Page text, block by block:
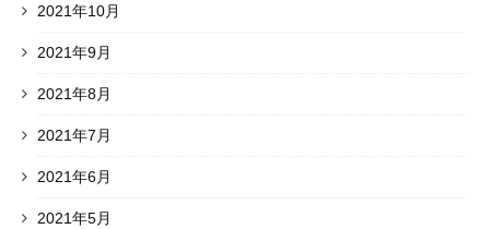
2021年10月
2021年9月
2021年8月
2021年7月
2021年6月
2021年5月